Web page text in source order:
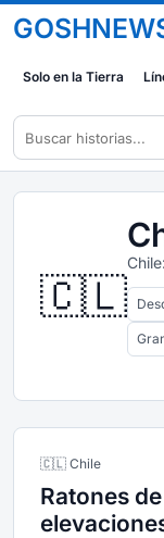
Solo en la Tierra
🇨🇱
🇨🇱 Chile
Ratones